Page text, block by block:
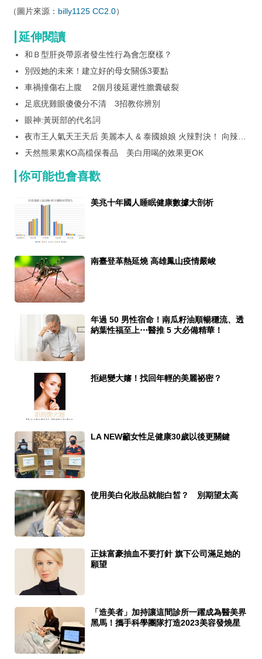
（圖片來源： billy1125 CC2.0）
延伸閱讀
和Ｂ型肝炎帶原者發生性行為會怎麼樣？
別毀她的未來！建立好的母女關係3要點
車禍撞傷右上腹 2個月後延遲性膽囊破裂
足底疣雞眼傻傻分不清 3招教你辨別
眼神:黃斑部的代名詞
夜市王人氣天王天后 美麗本人 & 泰國娘娘 火辣對決！ 向辣麻
辣鍋派系爭鬥戰開打 滿千現折百，最高現省$1,000元！
天然熊果素KO高檔保養品 美白用喝的效果更OK
你可能也會喜歡
美兆十年國人睡眠健康數據大剖析
南臺登革熱延燒 高雄鳳山疫情嚴峻
年過 50 男性宿命！南瓜籽油順暢穩流、透
納葉性福至上⋯醫推 5 大必備精華！
拒絕變大嬸！找回年輕的美麗祕密？
LA NEW籲女性足健康30歲以後更關鍵
使用美白化妝品就能白皙？ 別期望太高
正妹富豪抽血不要打針 旗下公司滿足她的
願望
「造美者」加持讓這間診所一躍成為醫美界
黑馬！攜手科學團隊打造2023美容發燒星